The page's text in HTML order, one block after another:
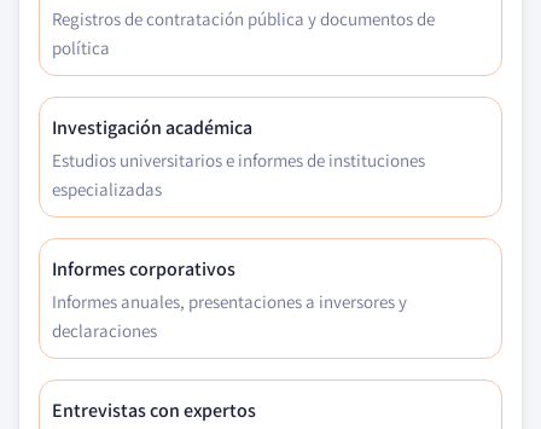
Registros de contratación pública y documentos de
política
Investigación académica
Estudios universitarios e informes de instituciones
especializadas
Informes corporativos
Informes anuales, presentaciones a inversores y
declaraciones
Entrevistas con expertos